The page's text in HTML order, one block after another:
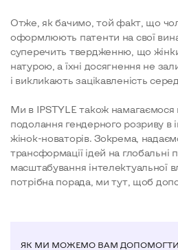
Отже, як бачимо, той факт, що
оформлюють патенти на свої
суперечить твердженню, що
натурою, а їхні досягнення не
і викликають зацікавленість
Ми в IPSTYLE також
подолання гендерного розриву в
жінок-новаторів. Зокрема,
трансформації ідей на глобальні
масштабування інтелектуальної
потрібна порада, ми тут, щоб
ЯК МИ МОЖЕМО ВАМ